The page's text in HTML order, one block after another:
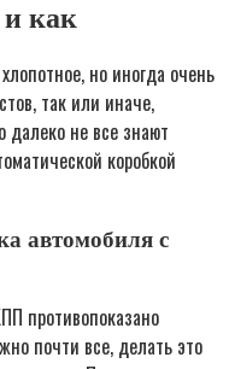
и как
но иногда очень
так или иначе,
не все знают
коробкой
автомобиля с
противопоказано
почти все, делать это